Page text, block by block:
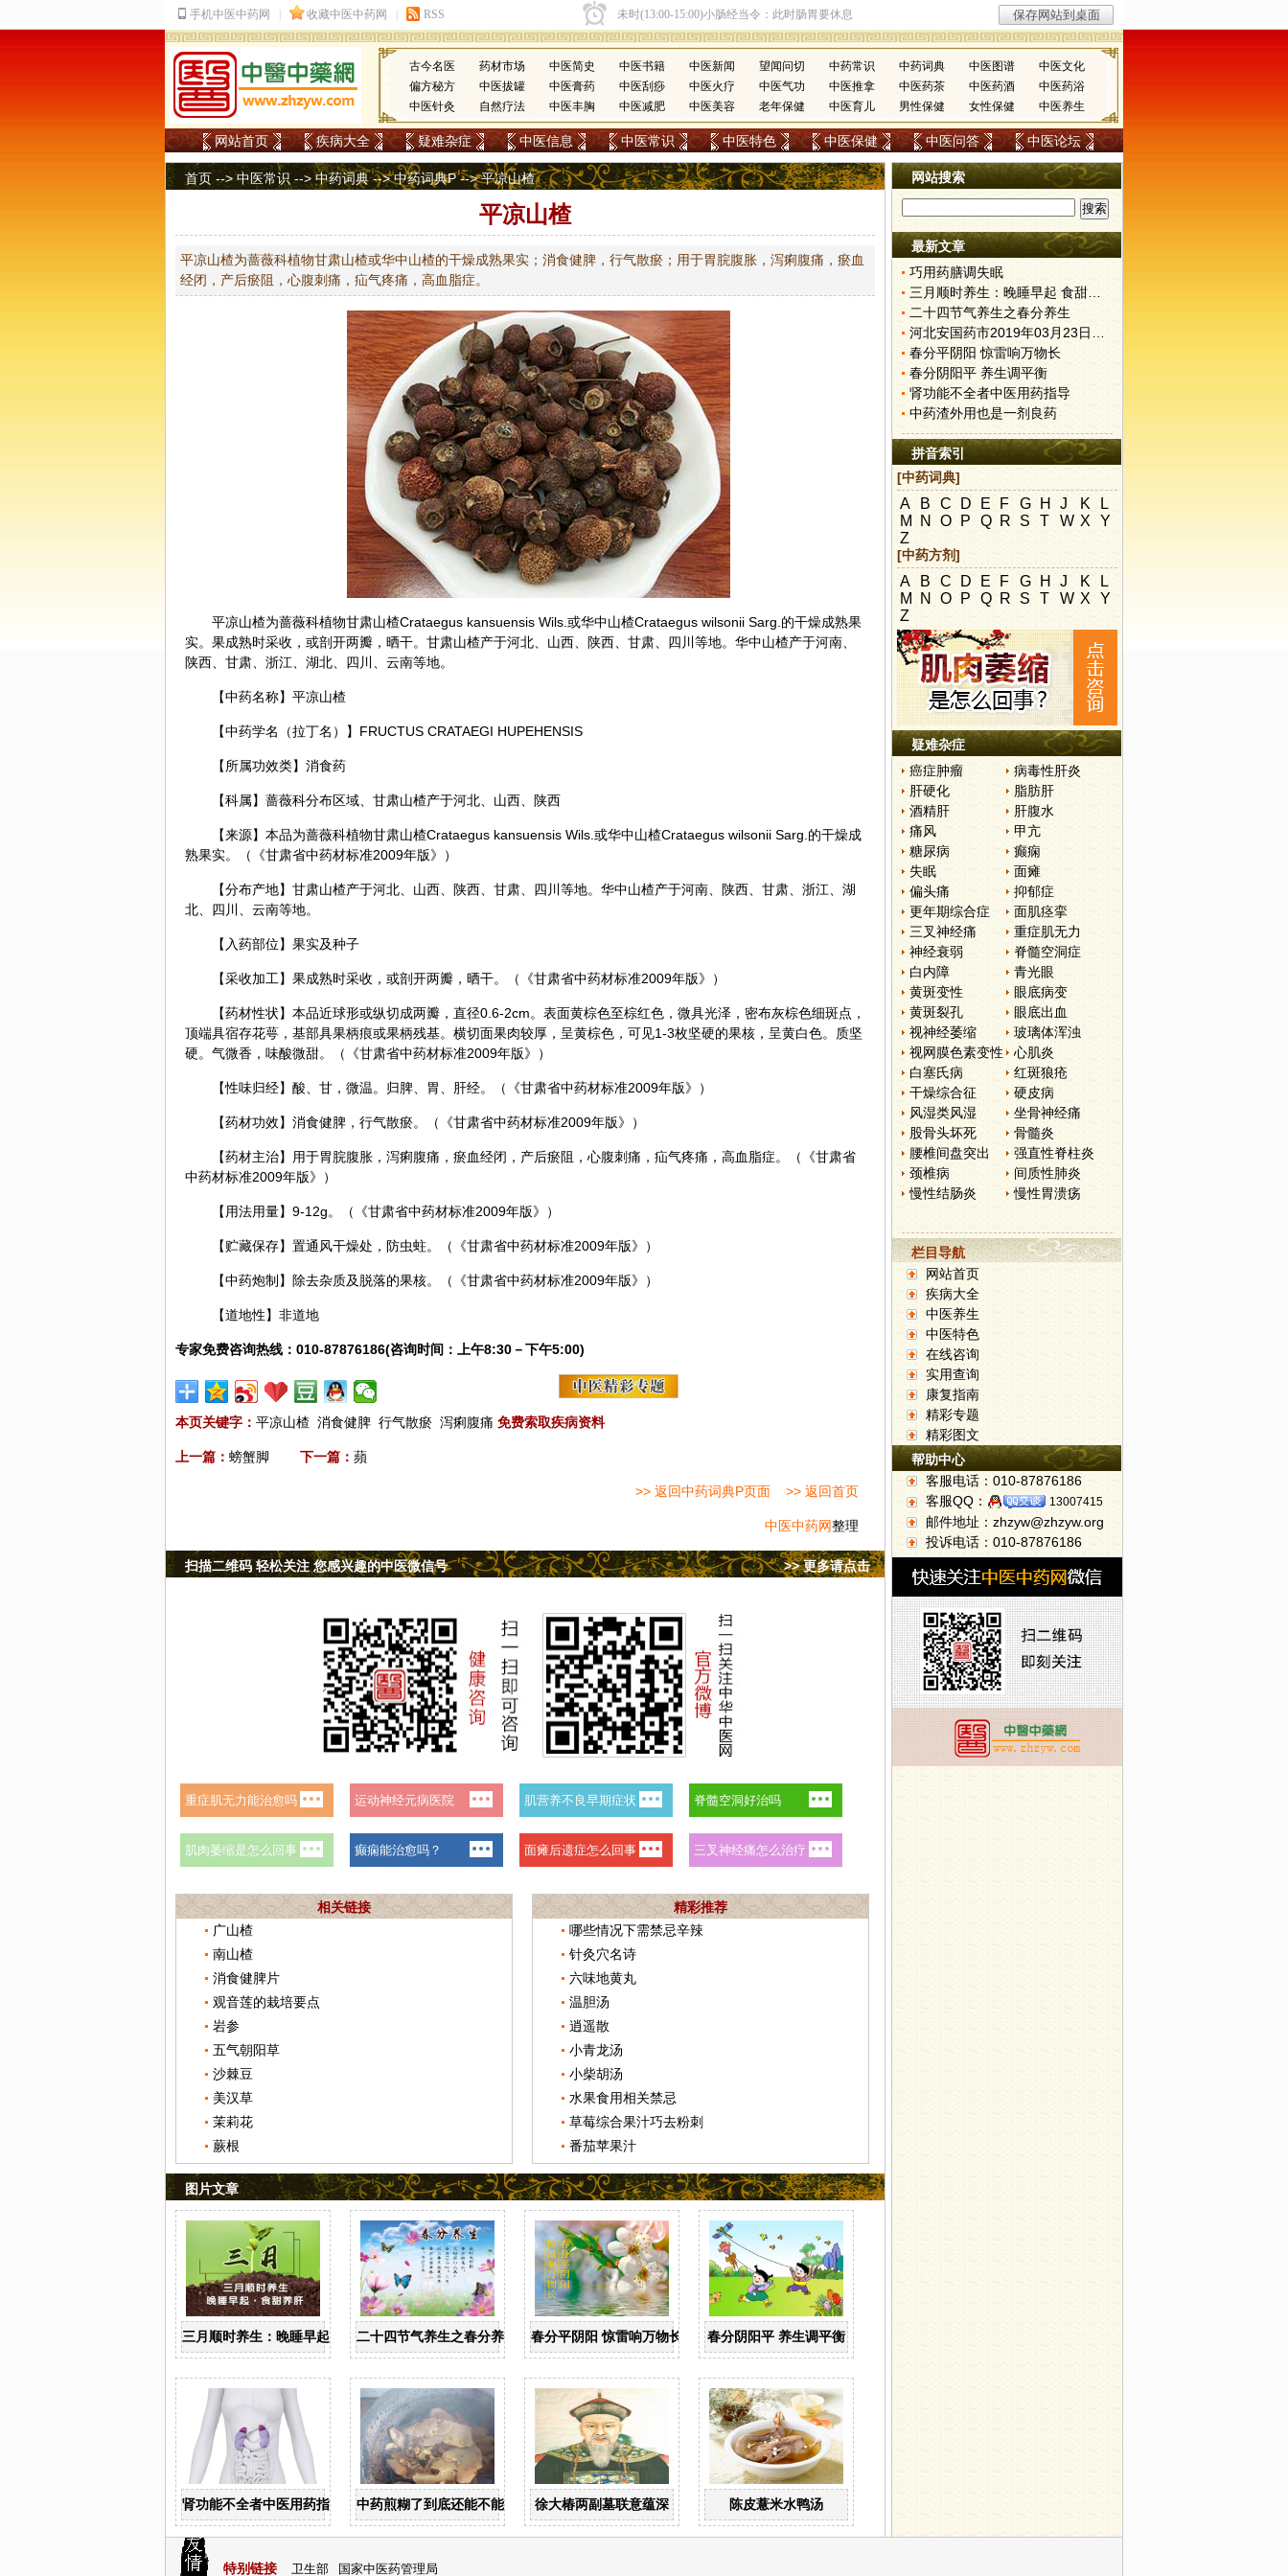
古今名医 药材市场 中医简史 中医书籍 中医新闻 望闻问切 中药常识 中药词典 中医图谱
中医文化
偏方秘方
中医拔罐 中医膏药 中医刮痧 中医火疗 中医气功 中医推拿 中医药茶 中医药酒
中医药浴
中医针灸
自然疗法 中医丰胸 中医减肥 中医美容 老年保健 中医育儿 男性保健 女性保健 中医养生
网站首页 疾病大全 疑难杂症 中医信息 中医常识 中医特色 中医保健 中医问答 中医论坛
首页 -->中医常识 -->中药词典-->中药词典P--> 平凉山楂
平凉山楂
平凉山楂为蔷薇科植物甘肃山楂或华中山楂的干燥成熟果实；消食健脾，行气散瘀；用于胃脘腹胀，泻痢腹痛，瘀血
经闭，产后瘀阻，心腹刺痛，疝气疼痛，高血脂症。
平凉山楂为蔷薇科植物甘肃山楂Crataegus kansuensis Wils.或华中山楂Crataegus wilsonii Sarg.的干燥成熟果
实。果成熟时采收，或剖开两瓣，晒干。甘肃山楂产于河北、山西、陕西、甘肃、四川等地。华中山楂产于河南、
陕西、甘肃、浙江、湖北、四川、云南等地。
【中药名称】平凉山楂
【中药学名（拉丁名）】FRUCTUS CRATAEGI HUPEHENSIS
【所属功效类】消食药
【科属】蔷薇科分布区域、甘肃山楂产于河北、山西、陕西
【来源】本品为蔷薇科植物甘肃山楂Crataegus kansuensis Wils.或华中山楂Crataegus wilsonii Sarg.的干燥成
熟果实。（《甘肃省中药材标准2009年版》）
【分布产地】甘肃山楂产于河北、山西、陕西、甘肃、四川等地。华中山楂产于河南、陕西、甘肃、浙江、湖
北、四川、云南等地。
【入药部位】果实及种子
【采收加工】果成熟时采收，或剖开两瓣，晒干。（《甘肃省中药材标准2009年版》）
【药材性状】本品近球形或纵切成两瓣，直径0.6-2cm。表面黄棕色至棕红色，微具光泽，密布灰棕色细斑点，
顶端具宿存花萼，基部具果柄痕或果柄残基。横切面果肉较厚，呈黄棕色，可见1-3枚坚硬的果核，呈黄白色。质坚
硬。气微香，味酸微甜。（《甘肃省中药材标准2009年版》）
【性味归经】酸、甘，微温。归脾、胃、肝经。（《甘肃省中药材标准2009年版》）
【药材功效】消食健脾，行气散瘀。（《甘肃省中药材标准2009年版》）
【药材主治】用于胃脘腹胀，泻痢腹痛，瘀血经闭，产后瘀阻，心腹刺痛，疝气疼痛，高血脂症。（《甘肃省
中药材标准2009年版》）
【用法用量】9-12g。（《甘肃省中药材标准2009年版》）
【贮藏保存】置通风干燥处，防虫蛀。（《甘肃省中药材标准2009年版》）
【中药炮制】除去杂质及脱落的果核。（《甘肃省中药材标准2009年版》）
【道地性】非道地
专家免费咨询热线：010-87876186(咨询时间：上午8:30－下午5:00)
本页关键字： 平凉山楂 消食健脾 行气散瘀 泻痢腹痛 免费索取疾病资料
上一篇： 螃蟹脚 下一篇： 蘋
>> 返回中药词典P页面 >> 返回首页
中医中药网整理
>> 更多请点击
扫描二维码 轻松关注 您感兴趣的中医微信号
相关链接
广山楂
南山楂
消食健脾片
观音莲的栽培要点
岩参
五气朝阳草
沙棘豆
美汉草
茉莉花
蕨根
精彩推荐
哪些情况下需禁忌辛辣
针灸穴名诗
六味地黄丸
温胆汤
逍遥散
小青龙汤
小柴胡汤
水果食用相关禁忌
草莓综合果汁巧去粉刺
番茄苹果汁
图片文章
三月顺时养生：晚睡早起 食甜养肝二十四节气养生之春分养生 春分平阴阳 惊雷响万物长 春分阴阳平 养生调平衡
肾功能不全者中医用药指导 中药煎糊了到底还能不能喝？ 徐大椿两副墓联意蕴深 陈皮薏米水鸭汤
网站搜索
最新文章
巧用药膳调失眠
三月顺时养生：晚睡早起 食甜养肝
二十四节气养生之春分养生
河北安国药市2019年03月23日快讯
春分平阴阳 惊雷响万物长
春分阴阳平 养生调平衡
肾功能不全者中医用药指导
中药渣外用也是一剂良药
拼音索引
[中药词典]
A B C D E F G H J K
L
M N O P Q R S T W X
Y
Z
[中药方剂]
A B C D E F G H J K
L
M N O P Q R S T W X
Y
Z
疑难杂症
癌症肿瘤
病毒性肝炎
肝硬化
脂肪肝
酒精肝
肝腹水
痛风
甲亢
糖尿病
癫痫
失眠
面瘫
偏头痛
抑郁症
更年期综合症
面肌痉挛
三叉神经痛
重症肌无力
神经衰弱
脊髓空洞症
白内障
青光眼
黄斑变性
眼底病变
黄斑裂孔
眼底出血
视神经萎缩
玻璃体浑浊
视网膜色素变性
心肌炎
白塞氏病
红斑狼疮
干燥综合征
硬皮病
风湿类风湿
坐骨神经痛
股骨头坏死
骨髓炎
腰椎间盘突出
强直性脊柱炎
颈椎病
间质性肺炎
慢性结肠炎
慢性胃溃疡
栏目导航
网站首页
疾病大全
中医养生
中医特色
在线咨询
实用查询
康复指南
精彩专题
精彩图文
帮助中心
客服电话：010-87876186
客服QQ：
13007415
邮件地址：zhzyw@zhzyw.org
投诉电话：010-87876186
特别链接 卫生部 国家中医药管理局